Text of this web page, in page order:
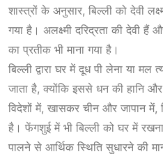
शास्त्रों के अनुसार, बिल्ली को देवी
गया है। अलक्ष्मी दरिद्रता की देवी हैं
का प्रतीक भी माना गया है।
बिल्ली द्वारा घर में दूध पी लेना या
जाता है, क्योंकि इससे धन की हानि
विदेशों में, खासकर चीन और जापान में,
है। फेंगशुई में भी बिल्ली को घर में
पालने से आर्थिक स्थिति सुधारने की